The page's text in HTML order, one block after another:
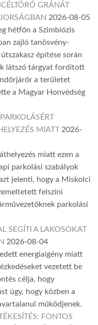
GRÁNÁT
2026-08-05
hétfőn a Szimbiózis
zajló tanösvény-
építése során
látszó tárgyat fordított
a területet
a Magyar Honvédség
MIATT 2026-
miatt ezen a
parkolási szabályok
jelenti, hogy a Miskolci
felszíni
parkolási
SEGÍTI A LAKOSOKAT
2026-08-04
energiaigény miatt
vezetett be
célja, hogy
úgy, hogy közben a
működjenek.
FONTOS